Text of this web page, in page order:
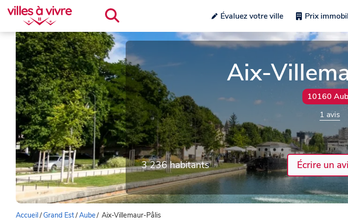
Évaluez votre ville Prix
Aix-
10160
1 avis
3 236 habitants Écrire un
Accueil/Grand Est/Aube/ Aix-Villemaur-Pâlis